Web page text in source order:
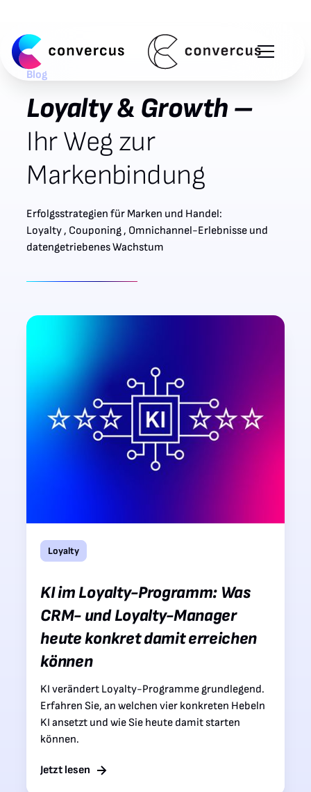
Blog
Loyalty & Growth –
Ihr Weg zur
Markenbindung
Erfolgsstrategien für Marken und Handel:
Loyalty , Couponing , Omnichannel-Erlebnisse und
datengetriebenes Wachstum
Loyalty
KI im Loyalty-Programm: Was
CRM- und Loyalty-Manager
heute konkret damit erreichen
können
KI verändert Loyalty-Programme grundlegend.
Erfahren Sie, an welchen vier konkreten Hebeln
KI ansetzt und wie Sie heute damit starten
können.
Jetzt lesen